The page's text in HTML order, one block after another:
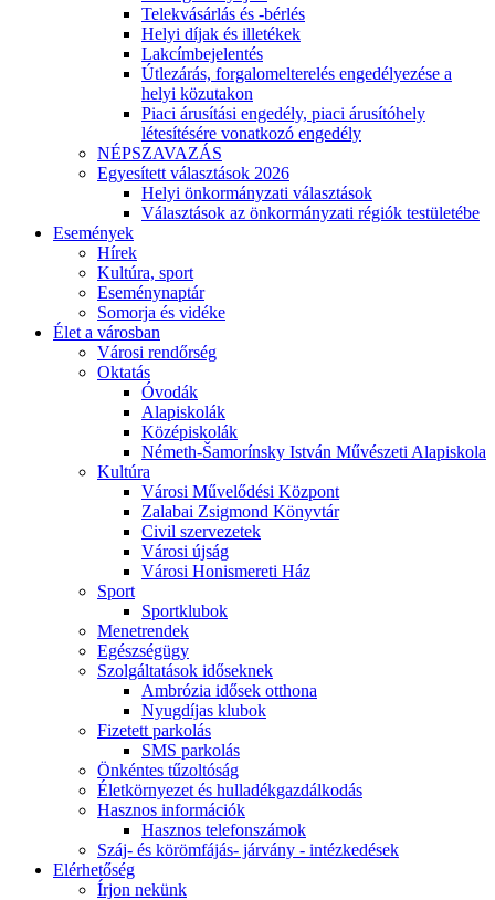
Telekvásárlás és -bérlés
Helyi díjak és illetékek
Lakcímbejelentés
Útlezárás, forgalomelterelés engedélyezése a
helyi közutakon
Piaci árusítási engedély, piaci árusítóhely
létesítésére vonatkozó engedély
NÉPSZAVAZÁS
Egyesített választások 2026
Helyi önkormányzati választások
Választások az önkormányzati régiók testületébe
Események
Hírek
Kultúra, sport
Eseménynaptár
Somorja és vidéke
Élet a városban
Városi rendőrség
Oktatás
Óvodák
Alapiskolák
Középiskolák
Németh-Šamorínsky István Művészeti Alapiskola
Kultúra
Városi Művelődési Központ
Zalabai Zsigmond Könyvtár
Civil szervezetek
Városi újság
Városi Honismereti Ház
Sport
Sportklubok
Menetrendek
Egészségügy
Szolgáltatások időseknek
Ambrózia idősek otthona
Nyugdíjas klubok
Fizetett parkolás
SMS parkolás
Önkéntes tűzoltóság
Életkörnyezet és hulladékgazdálkodás
Hasznos információk
Hasznos telefonszámok
Száj- és körömfájás- járvány - intézkedések
Elérhetőség
Írjon nekünk